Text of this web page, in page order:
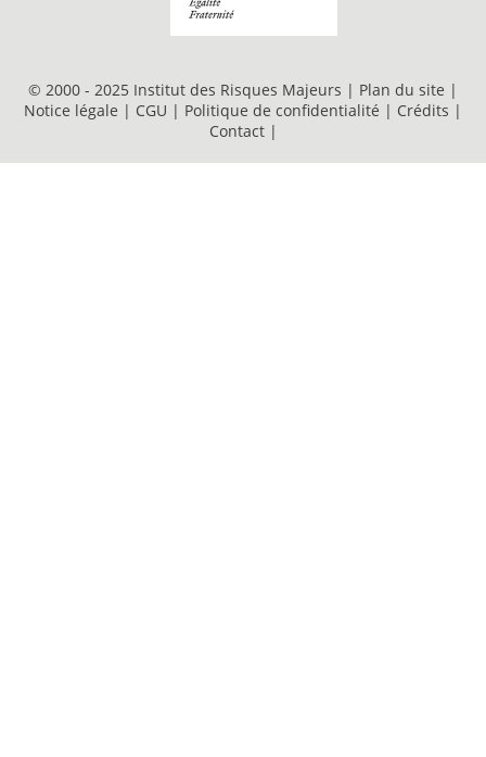
© 2000 - 2025 Institut des Risques Majeurs | Plan du site |
Notice légale | CGU | Politique de confidentialité | Crédits |
Contact |